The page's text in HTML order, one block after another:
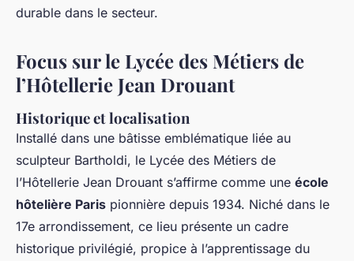
durable dans le secteur.
Focus sur le Lycée des Métiers de
l’Hôtellerie Jean Drouant
Historique et localisation
Installé dans une bâtisse emblématique liée au
sculpteur Bartholdi, le Lycée des Métiers de
l’Hôtellerie Jean Drouant s’affirme comme une école
hôtelière Paris pionnière depuis 1934. Niché dans le
17e arrondissement, ce lieu présente un cadre
historique privilégié, propice à l’apprentissage du